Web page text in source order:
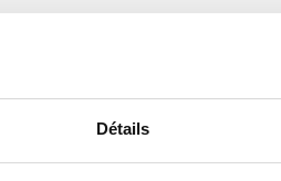
Détails